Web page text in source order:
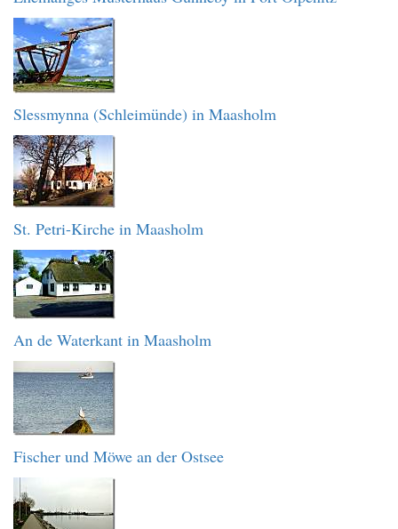
Slessmynna (Schleimünde) in Maasholm
St. Petri-Kirche in Maasholm
An de Waterkant in Maasholm
Fischer und Möwe an der Ostsee